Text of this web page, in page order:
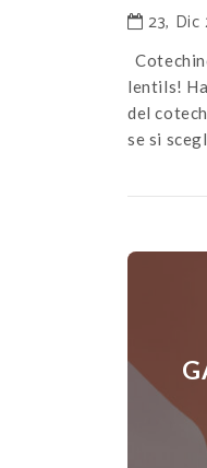
23,
lentils!
del
se si